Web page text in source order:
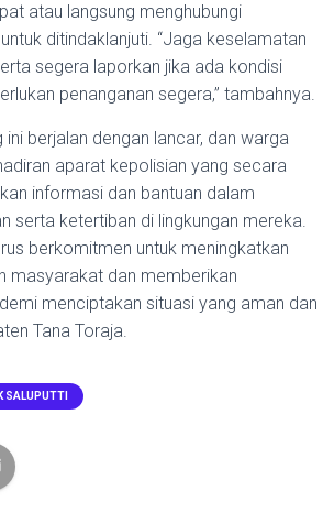
atau langsung menghubungi
ditindaklanjuti. “Jaga keselamatan
segera laporkan jika ada kondisi
penanganan segera,” tambahnya.
berjalan dengan lancar, dan warga
aparat kepolisian yang secara
informasi dan bantuan dalam
serta ketertiban di lingkungan mereka.
berkomitmen untuk meningkatkan
masyarakat dan memberikan
menciptakan situasi yang aman dan
Tana Toraja.
SALUPUTTI